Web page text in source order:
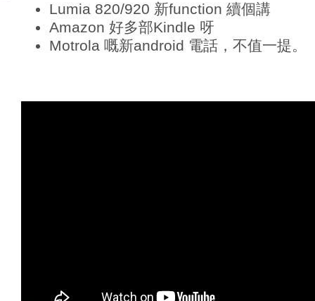
Lumia 820/920 新function 續個講
Amazon 好多部Kindle 呀
Motrola 嘅新android 電話，不值一提。